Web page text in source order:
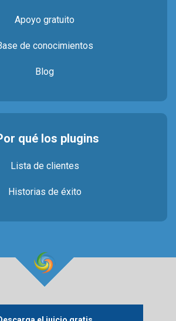
Apoyo gratuito
de conocimientos
Blog
qué los plugins
Lista de clientes
Historias de éxito